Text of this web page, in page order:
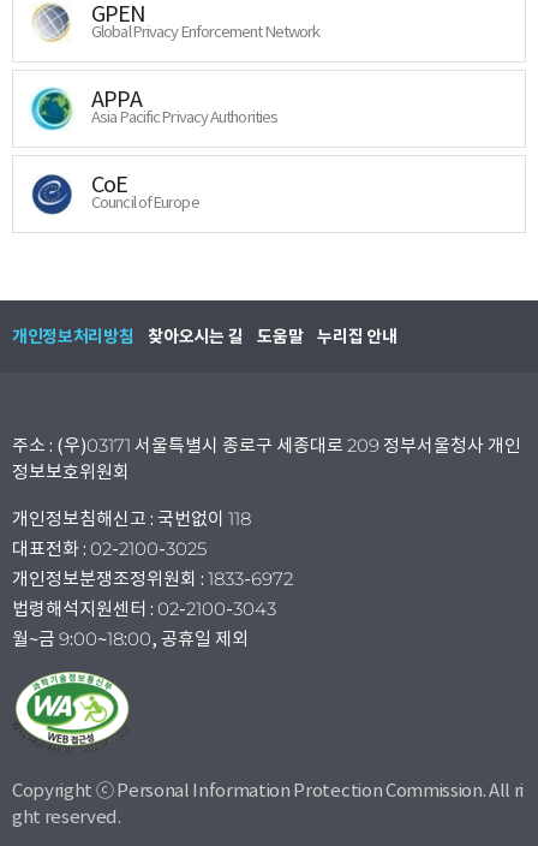
GPEN
Global Privacy Enforcement Network
APPA
Asia Pacific Privacy Authorities
CoE
Council of Europe
개인정보처리방침 찾아오시는 길 도움말 누리집 안내
주소 : (우)03171 서울특별시 종로구 세종대로 209 정부서울청사 개인
정보보호위원회
개인정보침해신고 : 국번없이 118
대표전화 : 02-2100-3025
개인정보분쟁조정위원회 : 1833-6972
법령해석지원센터 : 02-2100-3043
월~금 9:00~18:00, 공휴일 제외
Copyright ⓒ Personal Information Protection Commission. All ri
ght reserved.